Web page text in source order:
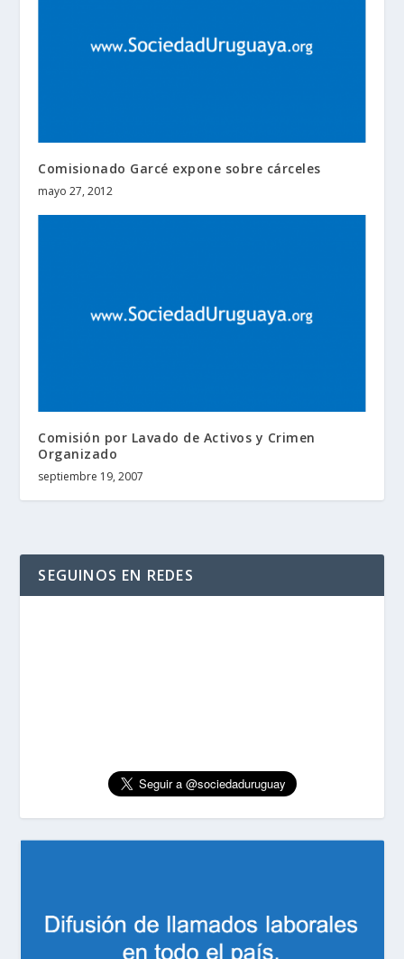
Comisionado Garcé expone sobre cárceles
mayo 27, 2012
Comisión por Lavado de Activos y Crimen
Organizado
septiembre 19, 2007
SEGUINOS EN REDES